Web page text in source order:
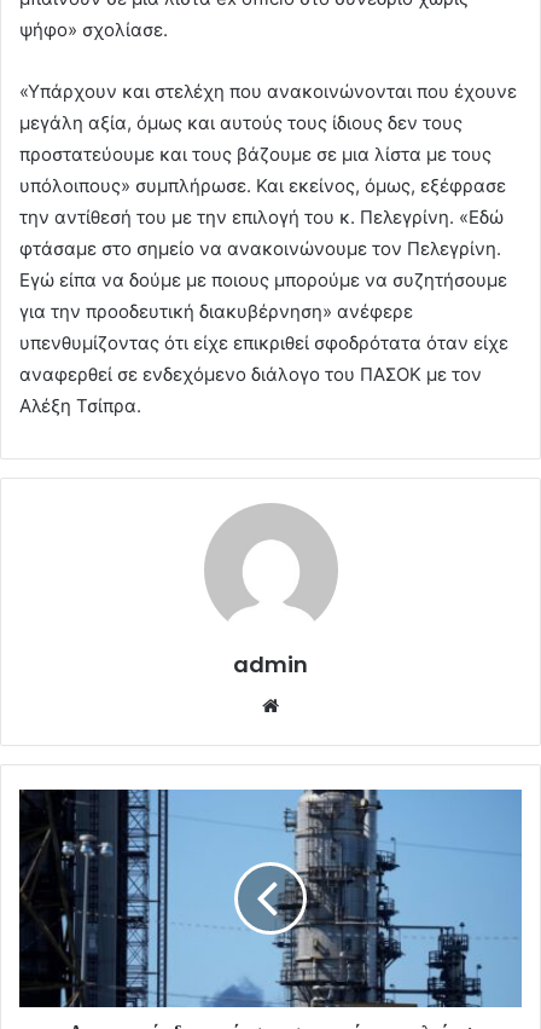
ψήφο» σχολίασε.
«Υπάρχουν και στελέχη που ανακοινώνονται που έχουνε
μεγάλη αξία, όμως και αυτούς τους ίδιους δεν τους
προστατεύουμε και τους βάζουμε σε μια λίστα με τους
υπόλοιπους» συμπλήρωσε. Και εκείνος, όμως, εξέφρασε
την αντίθεσή του με την επιλογή του κ. Πελεγρίνη. «Εδώ
φτάσαμε στο σημείο να ανακοινώνουμε τον Πελεγρίνη.
Εγώ είπα να δούμε με ποιους μπορούμε να συζητήσουμε
για την προοδευτική διακυβέρνηση» ανέφερε
υπενθυμίζοντας ότι είχε επικριθεί σφοδρότατα όταν είχε
αναφερθεί σε ενδεχόμενο διάλογο του ΠΑΣΟΚ με τον
Αλέξη Τσίπρα.
admin